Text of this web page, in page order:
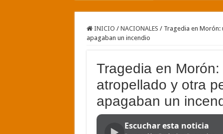
Un enorme asteroide
García Cuerva contó
Tragedia en Luján:
Un acuerdo emergente
Freno a la IA | Greg
Te ofrecen trabajo, pero
Examen toxicológico
INICIO / NACIONALES / Tragedia en
apagaban un incendio
Tragedia en
atropellado y otra
apagaban un
Escuchar esta noticia